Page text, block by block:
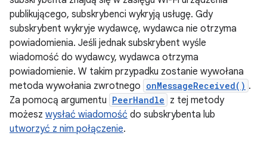
publikującego, subskrybenci wykryją usługę. Gdy
subskrybent wykryje wydawcę, wydawca nie otrzyma
powiadomienia. Jeśli jednak subskrybent wyśle
wiadomość do wydawcy, wydawca otrzyma
powiadomienie. W takim przypadku zostanie wywołana
metoda wywołania zwrotnego onMessageReceived() .
Za pomocą argumentu PeerHandle z tej metody
możesz wysłać wiadomość do subskrybenta lub
utworzyć z nim połączenie.